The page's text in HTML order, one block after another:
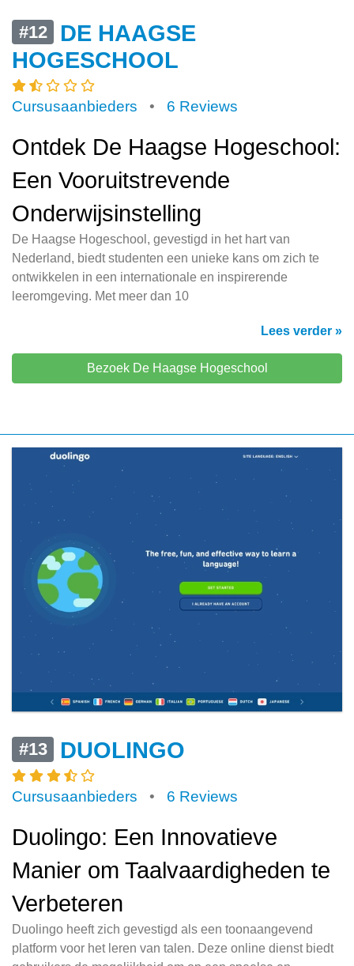
#12
DE HAAGSE
HOGESCHOOL
Cursusaanbieders • 6 Reviews
Ontdek De Haagse Hogeschool:
Een Vooruitstrevende
Onderwijsinstelling
De Haagse Hogeschool, gevestigd in het hart van
Nederland, biedt studenten een unieke kans om zich te
ontwikkelen in een internationale en inspirerende
leeromgeving. Met meer dan 10
Lees verder »
Bezoek De Haagse Hogeschool
#13 DUOLINGO
Cursusaanbieders • 6 Reviews
Duolingo: Een Innovatieve
Manier om Taalvaardigheden te
Verbeteren
Duolingo heeft zich gevestigd als een toonaangevend
platform voor het leren van talen. Deze online dienst biedt